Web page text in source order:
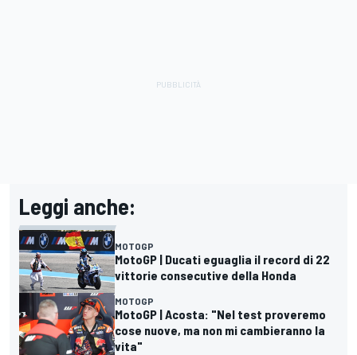
Leggi anche:
MOTOGP
MotoGP | Ducati eguaglia il record di 22
vittorie consecutive della Honda
MOTOGP
MotoGP | Acosta: "Nel test proveremo
cose nuove, ma non mi cambieranno la
vita"